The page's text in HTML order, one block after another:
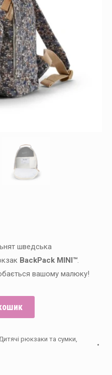
шведська
BackPack MINI™.
вашому малюку!
Дитячі рюкзаки та сумки